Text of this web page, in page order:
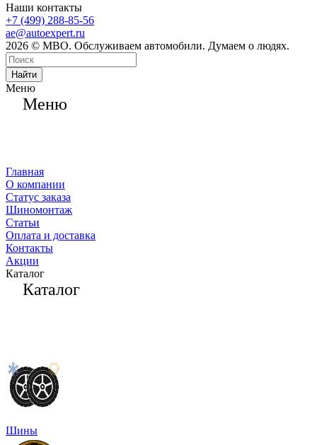
Наши контакты
+7 (499) 288-85-56
ae@autoexpert.ru
2026 © МВО. Обслуживаем автомобили. Думаем о людях.
Найти
Меню
Меню
Главная
О компании
Статус заказа
Шиномонтаж
Статьи
Оплата и доставка
Контакты
Акции
Каталог
Каталог
Шины